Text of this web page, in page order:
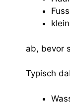
ab, bevor
Typisch